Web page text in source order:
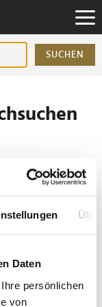
Daten
persönlichen
von
SUCHEN
enthalten: